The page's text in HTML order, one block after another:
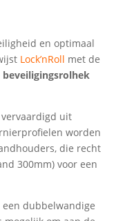
en optimaal
Lock’nRoll met de
beveiligingsrolhek
uit
worden
die recht
300mm) voor een
dubbelwandige